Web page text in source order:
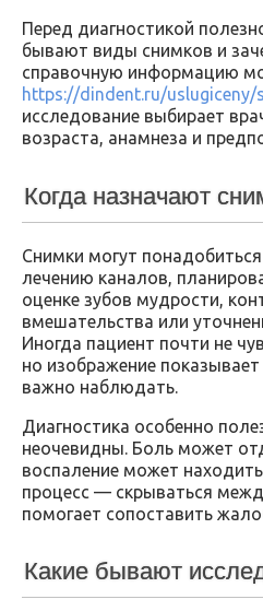
Перед диагностикой
бывают виды снимков и
справочную информацию
https://dindent.ru/uslugiceny/
исследование выбирает
возраста, анамнеза и
Когда назначают
Снимки могут
лечению каналов,
оценке зубов мудрости,
вмешательства или
Иногда пациент почти не
но изображение
важно наблюдать.
Диагностика особенно
неочевидны. Боль может
воспаление может
процесс — скрываться
помогает сопоставить
Какие бывают